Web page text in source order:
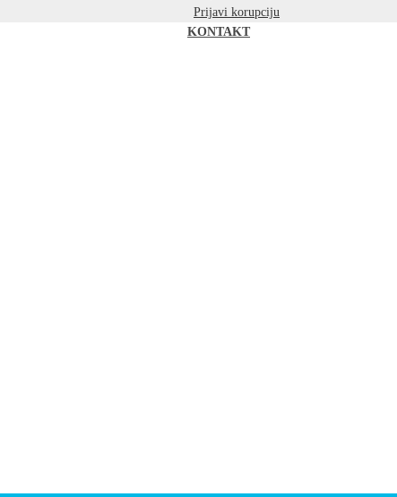
Prijavi korupciju
KONTAKT